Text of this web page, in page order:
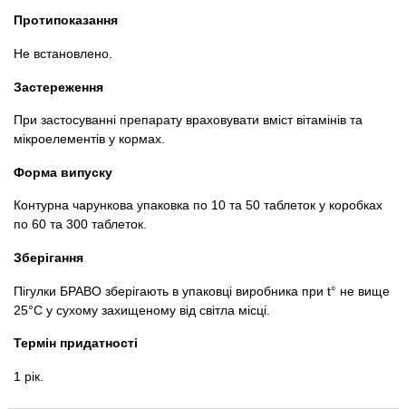
Протипоказання
Не встановлено.
Застереження
При застосуванні препарату враховувати вміст вітамінів та
мікроелементів у кормах.
Форма випуску
Контурна чарункова упаковка по 10 та 50 таблеток у коробках
по 60 та 300 таблеток.
Зберігання
Пігулки БРАВО зберігають в упаковці виробника при t° не вище
25°С у сухому захищеному від світла місці.
Термін придатності
1 рік.